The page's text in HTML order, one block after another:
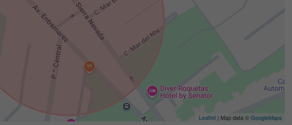
Leaflet| Map data ©GoogleMaps